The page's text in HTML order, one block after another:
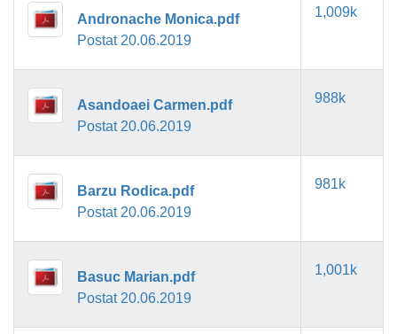
Andronache Monica.pdf
Postat 20.06.2019
1,009k
Asandoaei Carmen.pdf
Postat 20.06.2019
988k
Barzu Rodica.pdf
Postat 20.06.2019
981k
Basuc Marian.pdf
Postat 20.06.2019
1,001k